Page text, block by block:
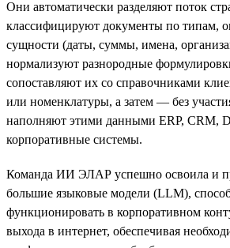
Они автоматически разделяют поток
классифицируют документы по типам,
сущности (даты, суммы, имена,
нормализуют разнородные
сопоставляют их со справочниками
или номенклатуры, а затем — без
наполняют этими данными ERP, CRM,
корпоративные системы.
Команда ИИ ЭЛАР успешно освоила и
большие языковые модели (LLM),
функционировать в корпоративном
выхода в интернет, обеспечивая